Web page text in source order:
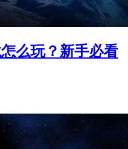
么玩？新手必看